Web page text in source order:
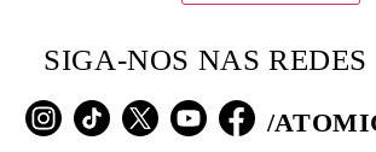
SIGA-NOS NAS
/